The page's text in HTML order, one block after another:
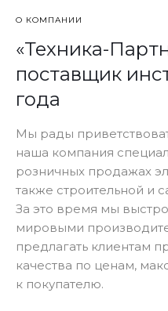
О КОМПАНИИ
«Техника-
поставщик
года
Мы рады
наша компания
розничных продажах
также строительной и
За это время мы
мировыми
предлагать клиентам
качества по ценам,
к покупателю.